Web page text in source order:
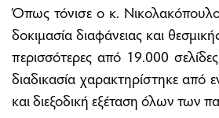
Όπως τόνισε ο κ.
δοκιμασία διαφάνειας και
περισσότερες από 19.000
διαδικασία χαρακτηρίστηκε από
και διεξοδική εξέταση όλων των